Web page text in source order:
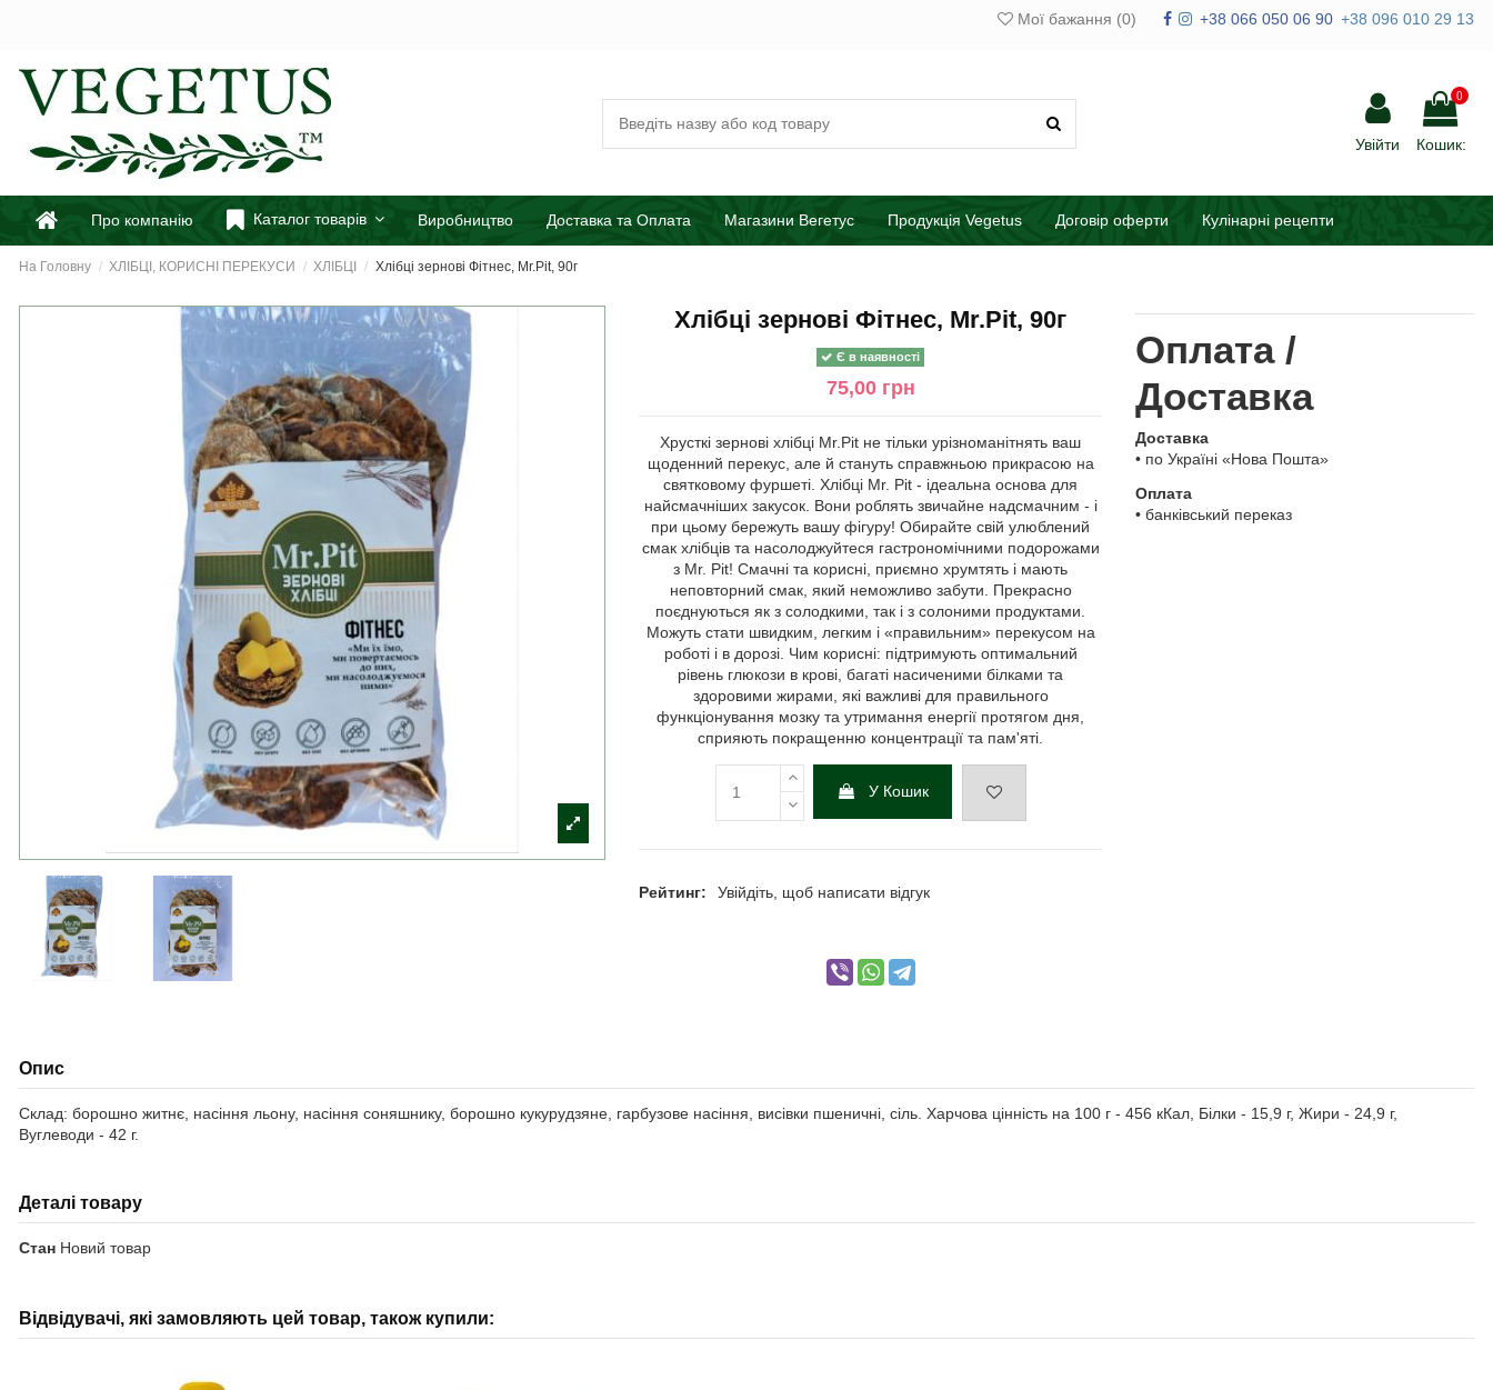
Мої бажання (0) +38 066 050 06 90 +38 096 010 29 13
Увійти
0
Кошик:
Про компанію Каталог товарів Виробництво Доставка та Оплата Магазини Вегетус Продукція Vegetus Договір оферти Кулінарні рецепти
На Головну ХЛІБЦІ, КОРИСНІ ПЕРЕКУСИ ХЛІБЦІ Хлібці зернові Фітнес, Mr.Pit, 90г
Хлібці зернові Фітнес, Mr.Pit, 90г
Є в наявності
75,00 грн
Хрусткі зернові хлібці Mr.Pit не тільки урізноманітнять ваш
щоденний перекус, але й стануть справжньою прикрасою на
святковому фуршеті. Хлібці Mr. Pit - ідеальна основа для
найсмачніших закусок. Вони роблять звичайне надсмачним - і
при цьому бережуть вашу фігуру! Обирайте свій улюблений
смак хлібців та насолоджуйтеся гастрономічними подорожами
з Mr. Pit! Смачні та корисні, приємно хрумтять і мають
неповторний смак, який неможливо забути. Прекрасно
поєднуються як з солодкими, так і з солоними продуктами.
Можуть стати швидким, легким і «правильним» перекусом на
роботі і в дорозі. Чим корисні: підтримують оптимальний
рівень глюкози в крові, багаті насиченими білками та
здоровими жирами, які важливі для правильного
функціонування мозку та утримання енергії протягом дня,
сприяють покращенню концентрації та пам'яті.
У Кошик
Рейтинг: Увійдіть, щоб написати відгук
Оплата /
Доставка
Доставка
• по Україні «Нова Пошта»
Оплата
• банківський переказ
Опис
Склад: борошно житнє, насіння льону, насіння соняшнику, борошно кукурудзяне, гарбузове насіння, висівки пшеничні, сіль. Харчова цінність на 100 г - 456 кКал, Білки - 15,9 г, Жири - 24,9 г,
Вуглеводи - 42 г.
Деталі товару
Стан Новий товар
Відвідувачі, які замовляють цей товар, також купили: